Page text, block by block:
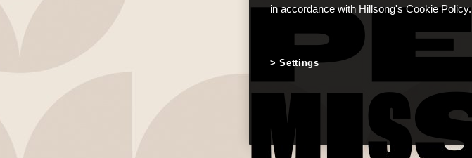
in accordance with Hillsong's Cookie Policy.
Settings